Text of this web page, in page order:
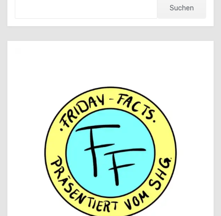
Suchen